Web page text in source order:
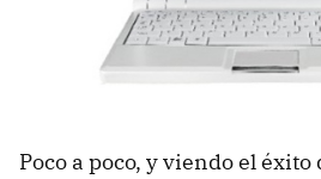
Poco a poco, y viendo el éxito